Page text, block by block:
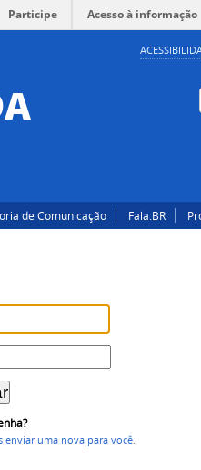
Participe Acesso à informação
de Comunicação Fala.BR
enviar uma nova para você.